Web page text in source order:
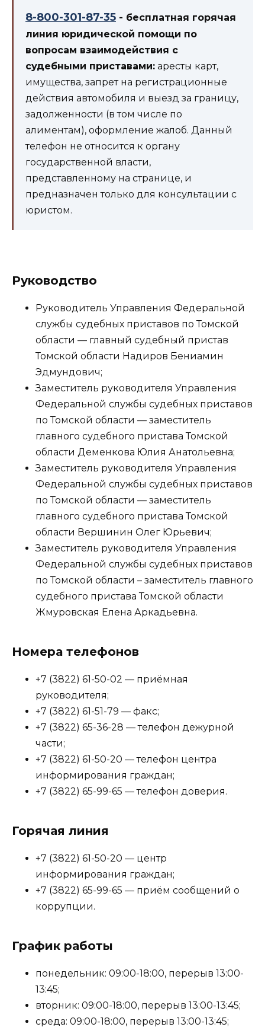
8-800-301-87-35 - бесплатная горячая
линия юридической помощи по
вопросам взаимодействия с
судебными приставами: аресты карт,
имущества, запрет на регистрационные
действия автомобиля и выезд за границу,
задолженности (в том числе по
алиментам), оформление жалоб. Данный
телефон не относится к органу
государственной власти,
представленному на странице, и
предназначен только для консультации с
юристом.
Руководство
Руководитель Управления Федеральной
службы судебных приставов по Томской
области — главный судебный пристав
Томской области Надиров Бениамин
Эдмундович;
Заместитель руководителя Управления
Федеральной службы судебных приставов
по Томской области — заместитель
главного судебного пристава Томской
области Деменкова Юлия Анатольевна;
Заместитель руководителя Управления
Федеральной службы судебных приставов
по Томской области — заместитель
главного судебного пристава Томской
области Вершинин Олег Юрьевич;
Заместитель руководителя Управления
Федеральной службы судебных приставов
по Томской области – заместитель главного
судебного пристава Томской области
Жмуровская Елена Аркадьевна.
Номера телефонов
+7 (3822) 61-50-02 — приёмная
руководителя;
+7 (3822) 61-51-79 — факс;
+7 (3822) 65-36-28 — телефон дежурной
части;
+7 (3822) 61-50-20 — телефон центра
информирования граждан;
+7 (3822) 65-99-65 — телефон доверия.
Горячая линия
+7 (3822) 61-50-20 — центр
информирования граждан;
+7 (3822) 65-99-65 — приём сообщений о
коррупции.
График работы
понедельник: 09:00-18:00, перерыв 13:00-
13:45;
вторник: 09:00-18:00, перерыв 13:00-13:45;
среда: 09:00-18:00, перерыв 13:00-13:45;